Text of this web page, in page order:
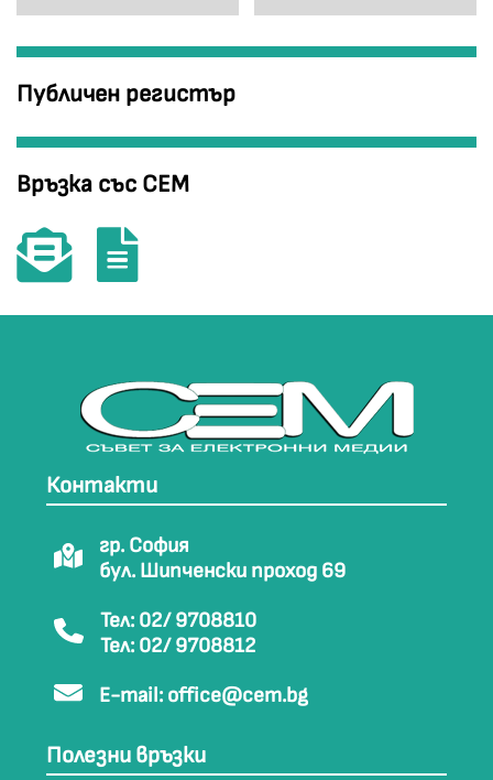
Публичен регистър
Връзка със СЕМ
Контакти
гр. София
бул. Шипченски проход 69
Тел: 02/ 9708810
Тел: 02/ 9708812
E-mail: office@cem.bg
Полезни връзки